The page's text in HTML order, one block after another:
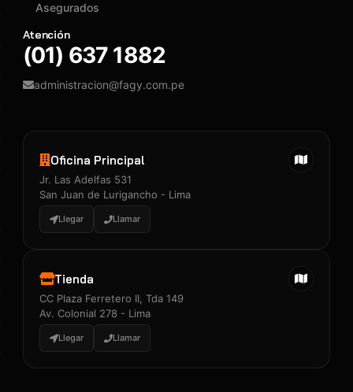
Asegurados
Atención
(01) 637 1882
administracion@fagy.com.pe
Oficina Principal
Jr. Las Adelfas 531
San Juan de Lurigancho - Lima
Llegar Llamar
Tienda
CC Plaza Ferretero II, Tda 149
Av. Colonial 278 - Lima
Llegar Llamar